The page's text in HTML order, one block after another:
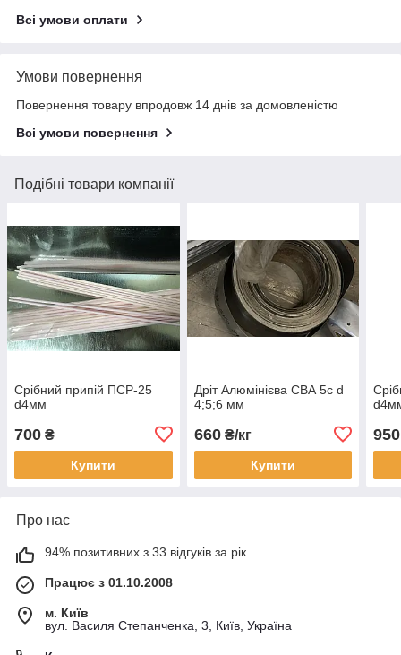
Всі умови оплати
Умови повернення
Повернення товару впродовж 14 днів за домовленістю
Всі умови повернення
Подібні товари компанії
Срібний припій ПСР-25
d4мм
700 ₴
Купити
Дріт Алюмінієва СВА 5с d
4;5;6 мм
660₴/кг
Купити
950
Про нас
94% позитивних з 33 відгуків за рік
Працює з 01.10.2008
м. Київ
вул. Василя Степанченка, 3, Київ, Україна